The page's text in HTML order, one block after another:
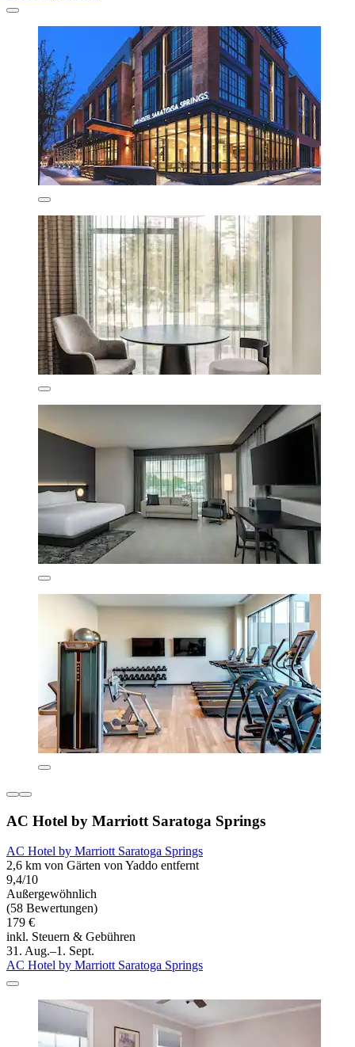
AC Hotel by Marriott Saratoga Springs
AC Hotel by Marriott Saratoga Springs
2,6 km von Gärten von Yaddo entfernt
9,4/10
Außergewöhnlich
(58 Bewertungen)
179 €
inkl. Steuern & Gebühren
31. Aug.–1. Sept.
AC Hotel by Marriott Saratoga Springs